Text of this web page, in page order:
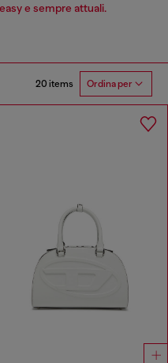
e sempre attuali.
20 items Ordina per